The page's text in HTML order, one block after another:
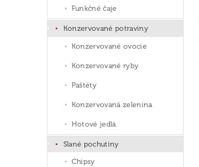
Funkčné čaje
Konzervované potraviny
Konzervované ovocie
Konzervované ryby
Paštéty
Konzervovaná zelenina
Hotové jedlá
Slané pochutiny
Chipsy